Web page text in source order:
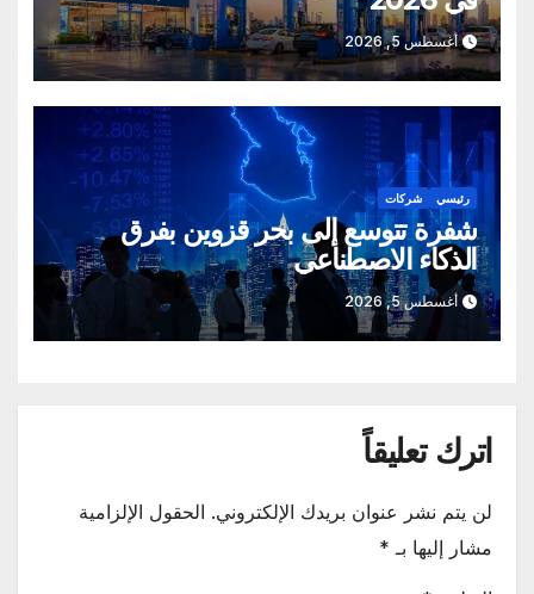
أغسطس 5, 2026
رئيسي شركات
شفرة تتوسع إلى بحر قزوين بفرق
الذكاء الاصطناعي
أغسطس 5, 2026
اترك تعليقاً
لن يتم نشر عنوان بريدك الإلكتروني. الحقول الإلزامية
مشار إليها بـ *